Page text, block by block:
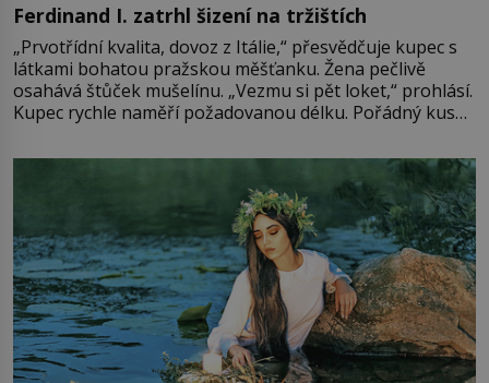
Ferdinand I. zatrhl šizení na tržištích
„Prvotřídní kvalita, dovoz z Itálie,“ přesvědčuje kupec s
látkami bohatou pražskou měšťanku. Žena pečlivě
osahává štůček mušelínu. „Vezmu si pět loket,“ prohlásí.
Kupec rychle naměří požadovanou délku. Pořádný kus
milostpaní. Stačí jenom na sukni,“ zhodnotí švadlena
množství růžového mušelínu. „Ošidili vás, podívejte.“